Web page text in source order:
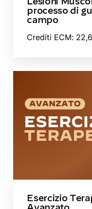
processo di
campo
Crediti ECM: 22,6
Esercizio